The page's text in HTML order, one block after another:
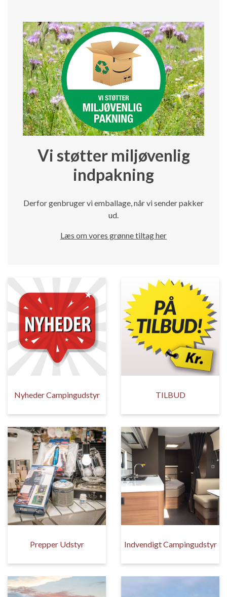
Vi støtter miljøvenlig
indpakning
Derfor genbruger vi emballage, når vi sender pakker
ud.
Læs om vores grønne tiltag her
Nyheder Campingudstyr TILBUD
Prepper Udstyr Indvendigt Campingudstyr